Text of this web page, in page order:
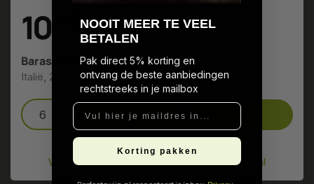
10, 5
Barasasso Appassite
Italië, 2025, Primitivo, Negroamaro
Vóór 16:00 besteld, dezelfde werkdag verzonden!
NOOIT MEER TE VEEL
BETALEN
Pak direct 5% korting en
ontvang de beste aanbiedingen
rechtstreeks in je mailbox
Vul hier je maildres in...
Korting pakken